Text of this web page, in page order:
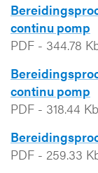
continu pomp
PDF - 344.78
continu pomp
PDF - 318.44 Kb
PDF - 259.33